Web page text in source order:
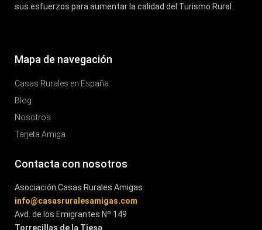
sus esfuerzos para aumentar la calidad del Turismo Rural.
Mapa de navegación
Casas Rurales en España
Blog
Nosotros
Tarjeta Amiga
Contacta con nosotros
Asociación Casas Rurales Amigas
info@casasruralesamigas.com
Avd. de los Emigrantes Nº 149
Torrecillas de la Tiesa